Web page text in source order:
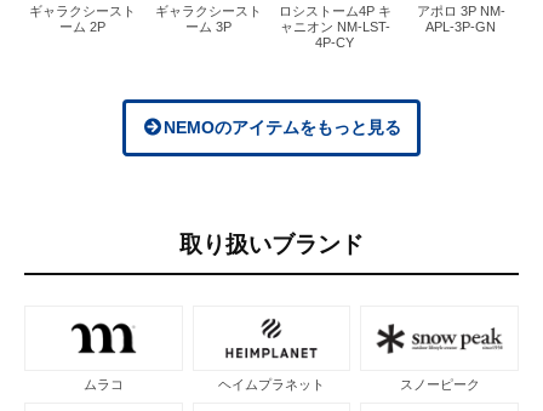
ギャラクシースト
ーム 2P
ギャラクシースト
ーム 3P
ロシストーム4P キ
ャニオン NM-LST-
4P-CY
アポロ 3P NM-
APL-3P-GN
NEMOのアイテムをもっと見る
取り扱いブランド
ムラコ ヘイムプラネット スノーピーク